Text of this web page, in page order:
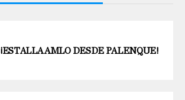
¡ESTALLA AMLO DESDE PALENQUE!